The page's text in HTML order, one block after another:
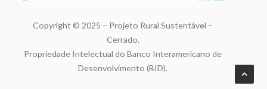
Copyright © 2025 – Projeto Rural Sustentável –
Cerrado.
Propriedade Intelectual do Banco Interamericano de
Desenvolvimento (BID).